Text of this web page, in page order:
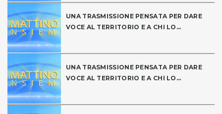
UNA TRASMISSIONE PENSATA PER DARE
VOCE AL TERRITORIO E A CHI LO...
UNA TRASMISSIONE PENSATA PER DARE
VOCE AL TERRITORIO E A CHI LO...